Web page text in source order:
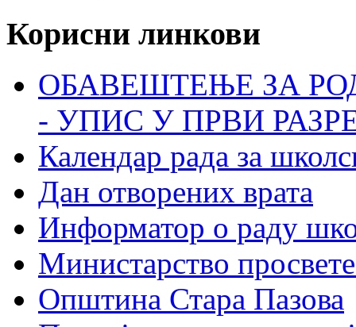
Корисни линкови
ОБАВЕШТЕЊЕ ЗА
- УПИС У ПРВИ
Календар рада за
Дан отворених врата
Информатор о раду
Министарство
Општина Стара Пазова